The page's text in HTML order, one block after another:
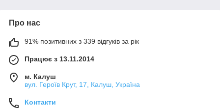
Про нас
91% позитивних з 339 відгуків за рік
Працює з 13.11.2014
м. Калуш
вул. Героїв Крут, 17, Калуш, Україна
Контакти